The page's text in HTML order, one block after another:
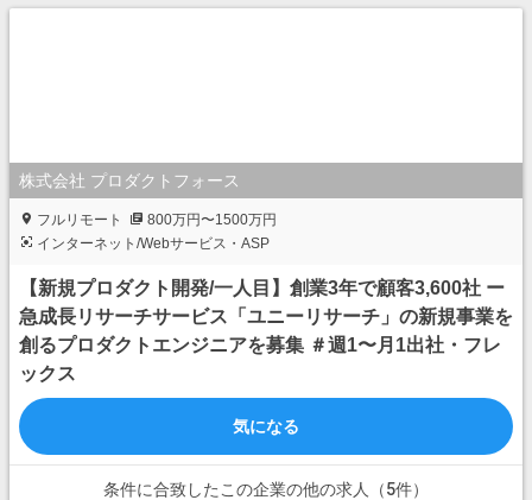
株式会社 プロダクトフォース
フルリモート
800万円〜1500万円
インターネット/Webサービス・ASP
【新規プロダクト開発/一人目】創業3年で顧客3,600社 ー
急成長リサーチサービス「ユニーリサーチ」の新規事業を
創るプロダクトエンジニアを募集 ＃週1〜月1出社・フレ
ックス
気になる
条件に合致したこの企業の他の求人（5件）